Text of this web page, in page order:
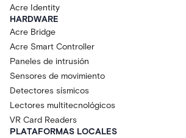
Acre Identity
HARDWARE
Acre Bridge
Acre Smart Controller
Paneles de intrusión
Sensores de movimiento
Detectores sísmicos
Lectores multitecnológicos
VR Card Readers
PLATAFORMAS LOCALES